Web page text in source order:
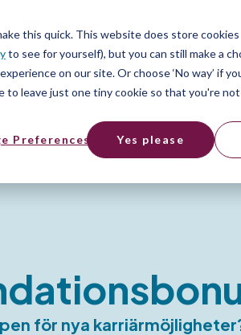
this quick. This website does store
to see for yourself), but you can still make a
on our site. Or choose ‘No way’ if
to leave just one tiny cookie so that you're
Preferences Yes please
för nya